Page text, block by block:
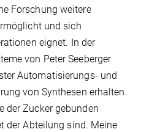
Forschung weitere
und sich
eignet. In der
von Peter Seeberger
Automatisierungs- und
von Synthesen erhalten.
der Zucker gebunden
der Abteilung sind. Meine